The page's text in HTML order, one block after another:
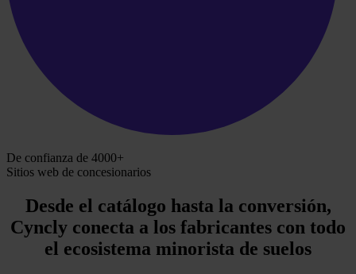
De confianza de 4000+
Sitios web de concesionarios
Desde el catálogo hasta la conversión,
Cyncly conecta a los fabricantes con todo
el ecosistema minorista de suelos